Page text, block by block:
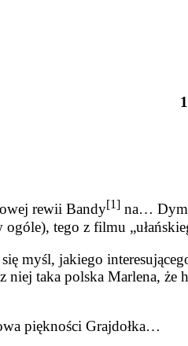
rewii Bandy[1] na…
tego z filmu
myśl, jakiego
niej taka polska Marle­na, że
piękności Grajdołka…